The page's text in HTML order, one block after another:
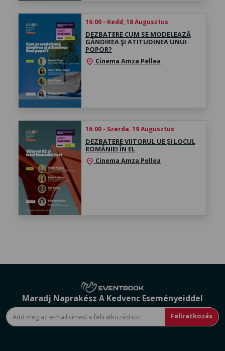
16:00 - Kedd, 18 Augusztus
DEZBATERE CUM SE MODELEAZĂ
GÂNDIREA ŞI ATITUDINEA UNUI
POPOR?
location_on Cinema Amza Pellea
16:00 - Szerda, 19 Augusztus
DEZBATERE VIITORUL UE ȘI LOCUL
ROMÂNIEI ÎN EL
location_on Cinema Amza Pellea
Maradj Naprakész A Kedvenc Eseményeiddel
Feliratkozás